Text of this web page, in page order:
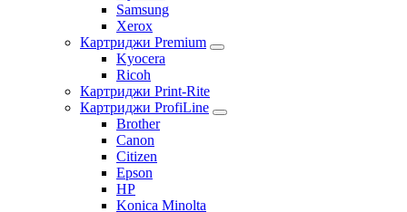
Samsung
Xerox
Картриджи Premium
Kyocera
Ricoh
Картриджи Print-Rite
Картриджи ProfiLine
Brother
Canon
Citizen
Epson
HP
Konica Minolta